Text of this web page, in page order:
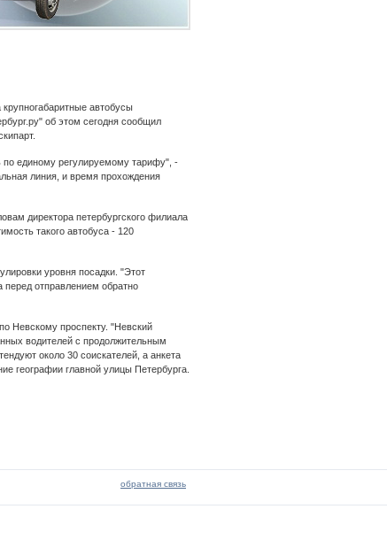
автобусы
об этом сегодня сообщил
по единому регулируемому тарифу", -
линия, и время прохождения
директора петербургского филиала
такого автобуса - 120
уровня посадки. "Этот
перед отправлением обратно
Невскому проспекту. "Невский
водителей с продолжительным
около 30 соискателей, а анкета
географии главной улицы Петербурга.
обратная связь